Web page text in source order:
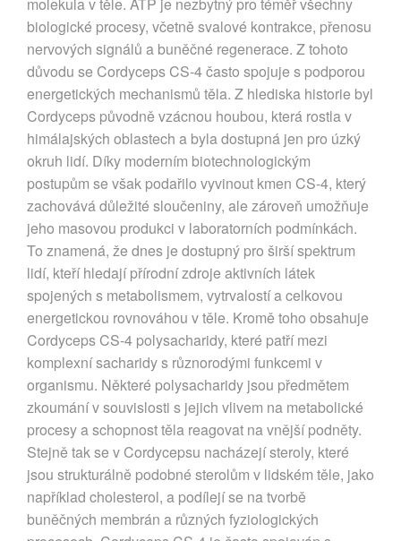
biologické procesy, včetně svalové kontrakce, přenosu
nervových signálů a buněčné regenerace. Z tohoto
důvodu se Cordyceps CS-4 často spojuje s podporou
energetických mechanismů těla. Z hlediska historie byl
Cordyceps původně vzácnou houbou, která rostla v
himálajských oblastech a byla dostupná jen pro úzký
okruh lidí. Díky moderním biotechnologickým
postupům se však podařilo vyvinout kmen CS-4, který
zachovává důležité sloučeniny, ale zároveň umožňuje
jeho masovou produkci v laboratorních podmínkách.
To znamená, že dnes je dostupný pro širší spektrum
lidí, kteří hledají přírodní zdroje aktivních látek
spojených s metabolismem, vytrvalostí a celkovou
energetickou rovnováhou v těle. Kromě toho obsahuje
Cordyceps CS-4 polysacharidy, které patří mezi
komplexní sacharidy s různorodými funkcemi v
organismu. Některé polysacharidy jsou předmětem
zkoumání v souvislosti s jejich vlivem na metabolické
procesy a schopnost těla reagovat na vnější podněty.
Stejně tak se v Cordycepsu nacházejí steroly, které
jsou strukturálně podobné sterolům v lidském těle, jako
například cholesterol, a podílejí se na tvorbě
buněčných membrán a různých fyziologických